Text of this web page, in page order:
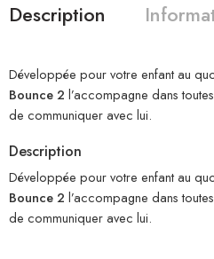
Description
Développée pour votre enfant au
Bounce 2 l’accompagne dans
de communiquer avec lui.
Description
Développée pour votre enfant au
Bounce 2 l’accompagne dans
de communiquer avec lui.